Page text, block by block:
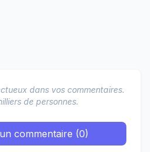
dans vos commentaires.
de personnes.
commentaire (0)